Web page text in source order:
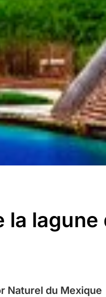
la lagune
Naturel du Mexique